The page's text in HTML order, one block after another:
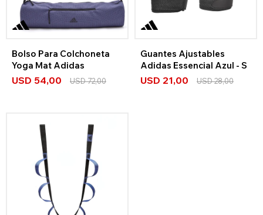
Bolso Para Colchoneta
Yoga Mat Adidas
USD 54,00 USD72,00
Guantes Ajustables
Adidas Essencial Azul - S
USD 21,00 USD28,00